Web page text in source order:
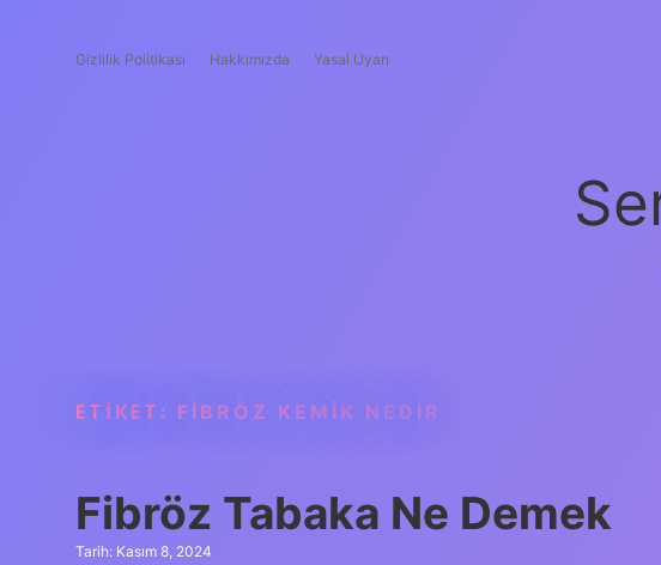
Gizlilik Politikası Hakkımızda Yasal Uyarı
ETIKET: FIBRÖZ KEMIK NEDIR
Fibröz Tabaka Ne Demek
Tarih: Kasım 8, 2024